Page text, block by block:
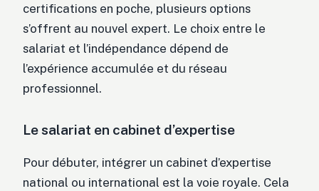
certifications en poche, plusieurs options
s’offrent au nouvel expert. Le choix entre le
salariat et l’indépendance dépend de
l’expérience accumulée et du réseau
professionnel.
Le salariat en cabinet d’expertise
Pour débuter, intégrer un cabinet d’expertise
national ou international est la voie royale. Cela